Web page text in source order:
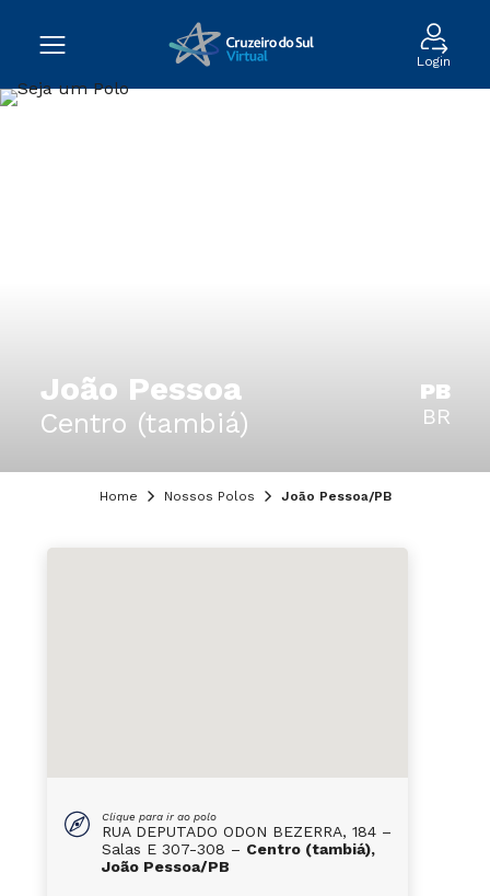
Login
João Pessoa
Centro (tambiá)
PB
BR
Home Nossos Polos João Pessoa/PB
Clique para ir ao polo
RUA DEPUTADO ODON BEZERRA, 184 –
Salas E 307-308 – Centro (tambiá),
João Pessoa/PB